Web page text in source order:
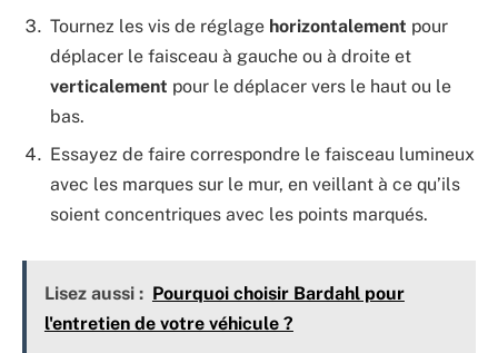
Tournez les vis de réglage horizontalement pour
déplacer le faisceau à gauche ou à droite et
verticalement pour le déplacer vers le haut ou le
bas.
Essayez de faire correspondre le faisceau lumineux
avec les marques sur le mur, en veillant à ce qu’ils
soient concentriques avec les points marqués.
Lisez aussi : Pourquoi choisir Bardahl pour
l'entretien de votre véhicule ?